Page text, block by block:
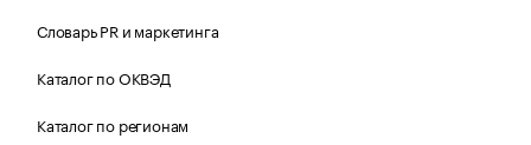
Словарь PR и маркетинга
Каталог по ОКВЭД
Каталог по регионам